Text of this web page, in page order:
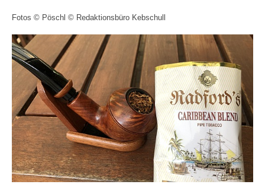
Fotos © Pöschl © Redaktionsbüro Kebschull